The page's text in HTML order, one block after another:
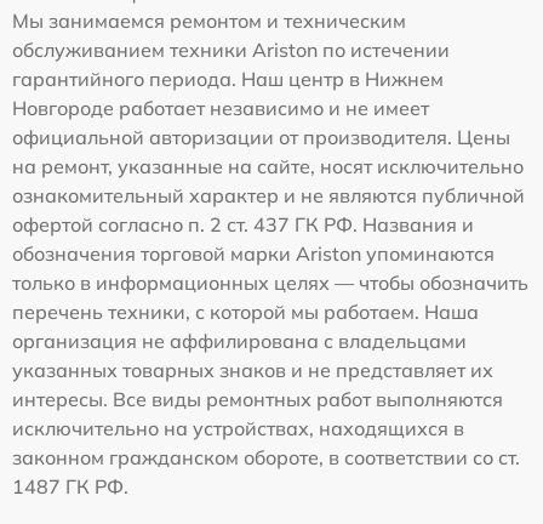
Мы занимаемся ремонтом и техническим
обслуживанием техники Ariston по истечении
гарантийного периода. Наш центр в Нижнем
Новгороде работает независимо и не имеет
официальной авторизации от производителя. Цены
на ремонт, указанные на сайте, носят исключительно
ознакомительный характер и не являются публичной
офертой согласно п. 2 ст. 437 ГК РФ. Названия и
обозначения торговой марки Ariston упоминаются
только в информационных целях — чтобы обозначить
перечень техники, с которой мы работаем. Наша
организация не аффилирована с владельцами
указанных товарных знаков и не представляет их
интересы. Все виды ремонтных работ выполняются
исключительно на устройствах, находящихся в
законном гражданском обороте, в соответствии со ст.
1487 ГК РФ.